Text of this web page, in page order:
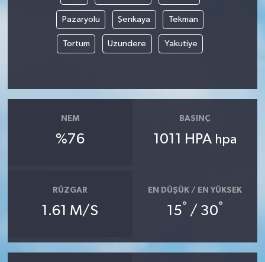
Pazaryolu Şenkaya Tekman
Tortum Uzundere Yakutiye
NEM
%76
BASINÇ
1011 HPA hpa
RÜZGAR
1.61 M/S
EN DÜŞÜK / EN YÜKSEK
15° / 30°